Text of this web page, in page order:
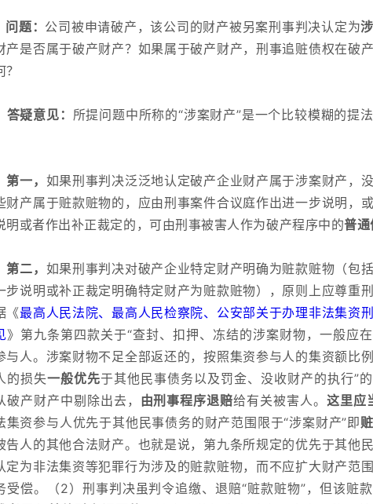
问题： 公司被申请破产，该公司的财产被另案刑事判决认定为
产是否属于破产财产？如果属于破产财产，刑事追赃债权在破
答疑意见： 所提问题中所称的“涉案财产”是一个比较模糊的提
第一， 如果刑事判决泛泛地认定破产企业财产属于涉案财产，
财产属于赃款赃物的，应由刑事案件合议庭作出进一步说明，
明或者作出补正裁定的，可由刑事被害人作为破产程序中的普通
第二， 如果刑事判决对破产企业特定财产明确为赃款赃物（包
步说明或补正裁定明确特定财产为赃款赃物），原则上应尊重
《最高人民法院、最高人民检察院、公安部关于办理非法集资
》第九条第四款关于“查封、扣押、冻结的涉案财物，一般应
与人。涉案财物不足全部返还的，按照集资参与人的集资额比
的损失一般优先于其他民事债务以及罚金、没收财产的执行”
破产财产中剔除出去， 由刑事程序退赔给有关被害人。 这里应
集资参与人优先于其他民事债务的财产范围限于“涉案财产”即
告人的其他合法财产。也就是说，第九条所规定的优先于其他
定为非法集资等犯罪行为涉及的赃款赃物，而不应扩大财产范
受偿。（2）刑事判决虽判令追缴、退赔“赃款赃物”，但该赃